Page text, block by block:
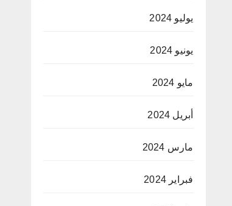
يوليو 2024
يونيو 2024
مايو 2024
أبريل 2024
مارس 2024
فبراير 2024